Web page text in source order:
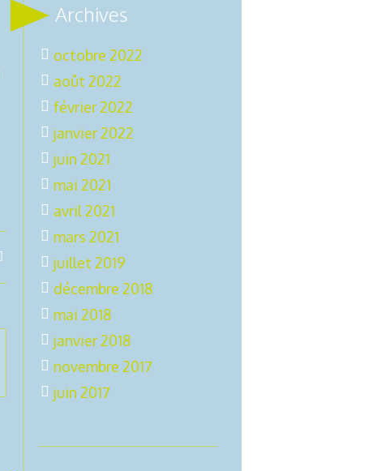
Archives
octobre 2022
août 2022
février 2022
janvier 2022
juin 2021
mai 2021
avril 2021
mars 2021
juillet 2019
décembre 2018
mai 2018
janvier 2018
novembre 2017
juin 2017